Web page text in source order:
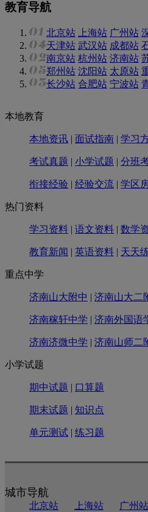
教育导航
北京站 上海站 广州站
天津站 武汉站 成都站
南京站 杭州站 济南站
郑州站 沈阳站 太原站
长沙站 合肥站 宁波站
本地教育
本地资讯 | 面试指南 | 学习
考试真题 | 小学试题 | 分班
衔接经验 | 经验交流 | 学区
热门资料
学习资料 | 语文资料 | 数学
教育新闻 | 英语资料 | 天天
重点中学
济南山大附中 | 济南山大二
济南稼轩中学 | 济南外国语
济南济微中学 | 济南山师二
小学试题
期中试题 | 口算题
期末试题 | 知识点
单元测试 | 练习题
城市导航
北京站 上海站 广州站